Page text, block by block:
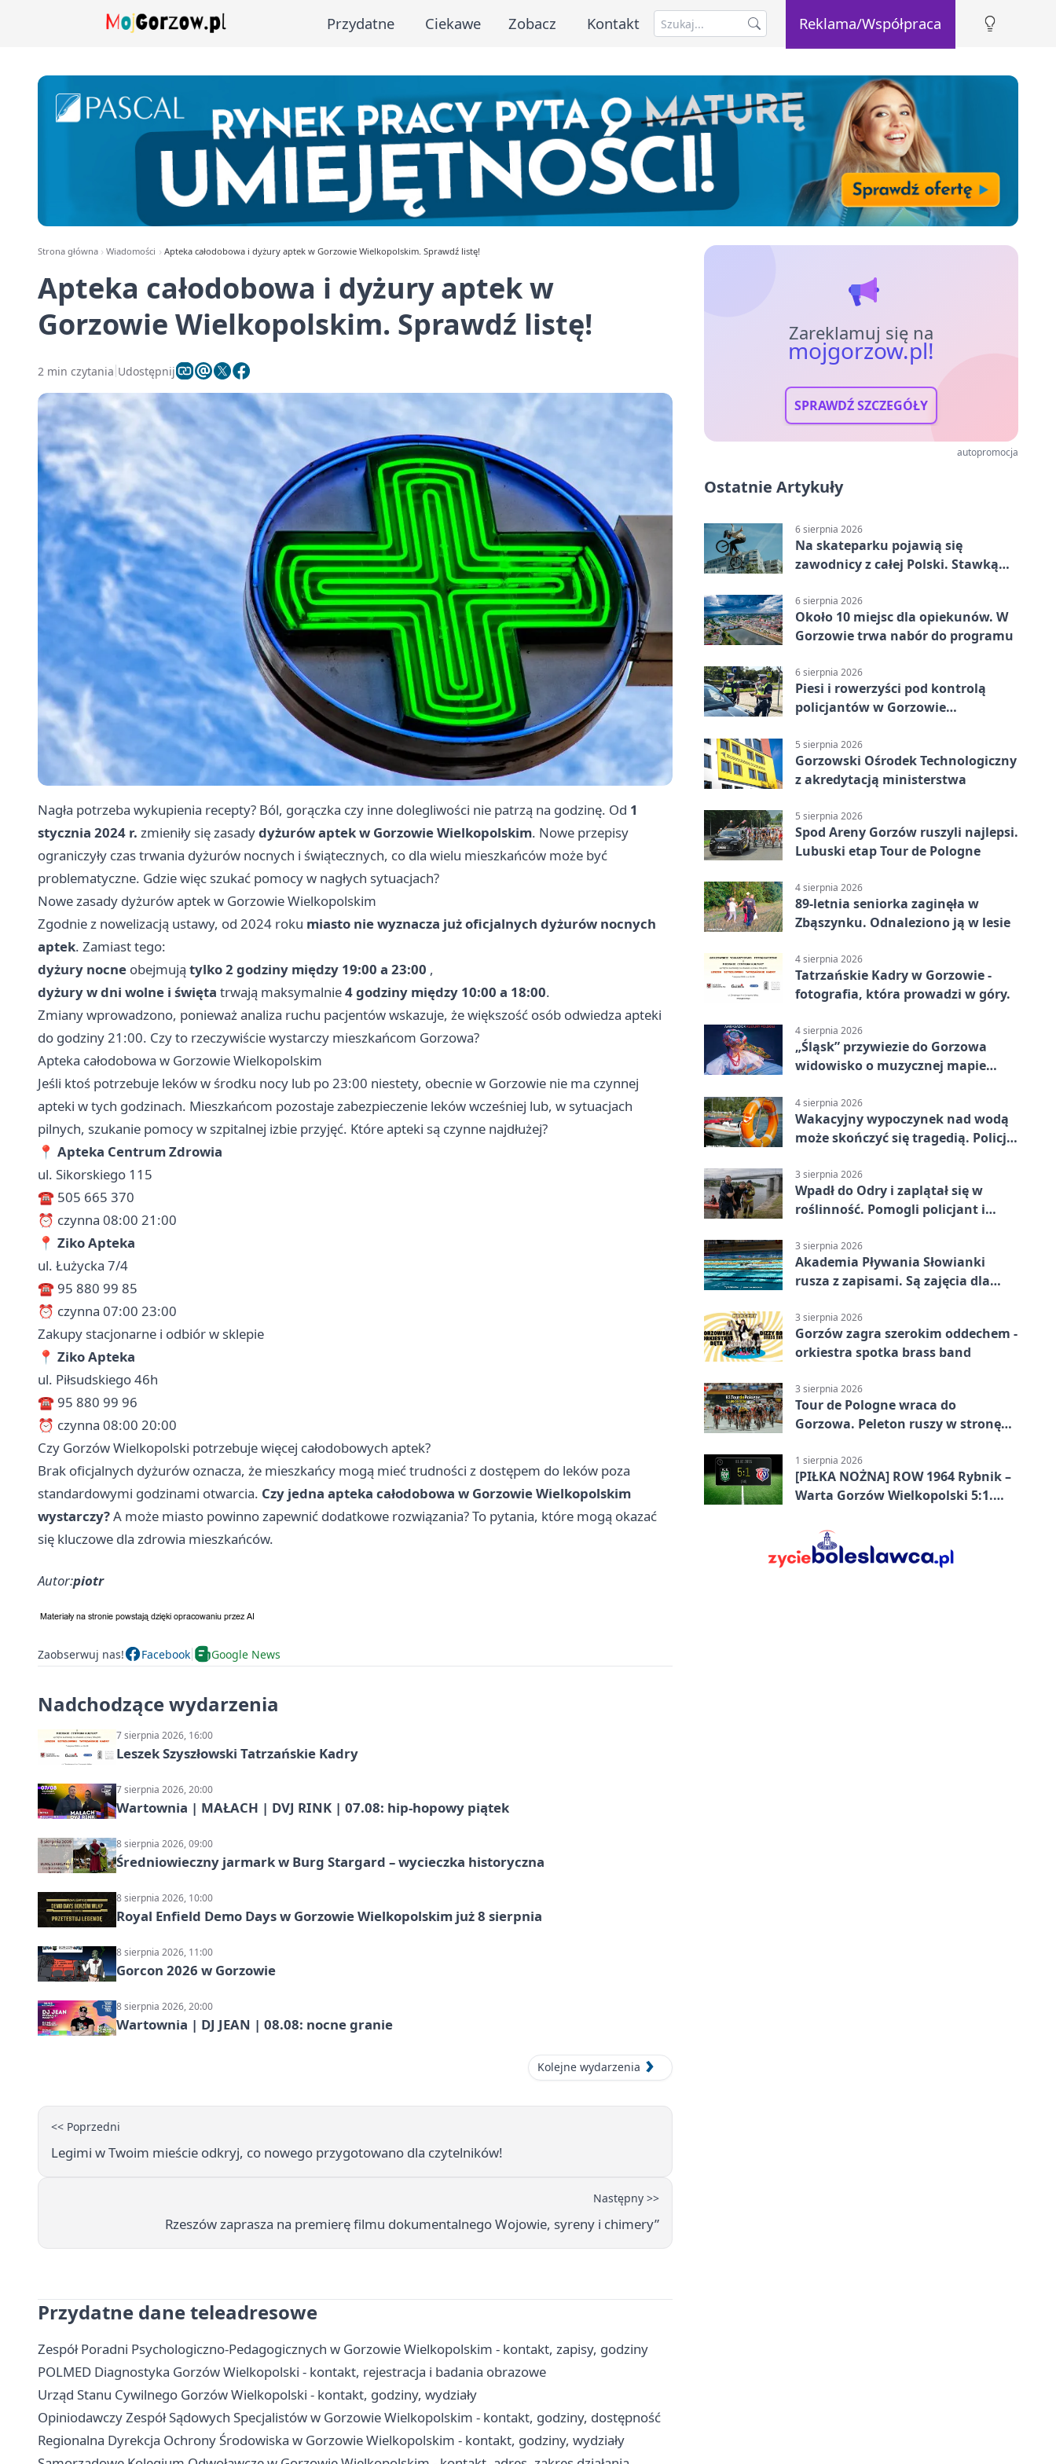
Przydatne Ciekawe Zobacz Kontakt Reklama/Współpraca
Strona główna Wiadomości Apteka całodobowa i dyżury aptek w Gorzowie Wielkopolskim. Sprawdź listę!
Apteka całodobowa i dyżury aptek w
Gorzowie Wielkopolskim. Sprawdź listę!
2 min czytania Udostępnij
Nagła potrzeba wykupienia recepty? Ból, gorączka czy inne dolegliwości nie patrzą na godzinę. Od 1
stycznia 2024 r. zmieniły się zasadydyżurów aptek w Gorzowie Wielkopolskim. Nowe przepisy
ograniczyły czas trwania dyżurów nocnych i świątecznych, co dla wielu mieszkańców może być
problematyczne. Gdzie więc szukać pomocy w nagłych sytuacjach?
Nowe zasady dyżurów aptek w Gorzowie Wielkopolskim
Zgodnie z nowelizacją ustawy, od 2024 roku miasto nie wyznacza już oficjalnych dyżurów nocnych
aptek. Zamiast tego:
dyżury nocne obejmują tylko 2 godziny między 19:00 a 23:00 ,
dyżury w dni wolne i święta trwają maksymalnie4 godziny między 10:00 a 18:00.
Zmiany wprowadzono, ponieważ analiza ruchu pacjentów wskazuje, że większość osób odwiedza apteki
do godziny 21:00. Czy to rzeczywiście wystarczy mieszkańcom Gorzowa?
Apteka całodobowa w Gorzowie Wielkopolskim
Jeśli ktoś potrzebuje leków w środku nocy lub po 23:00 niestety, obecnie w Gorzowie nie ma czynnej
apteki w tych godzinach. Mieszkańcom pozostaje zabezpieczenie leków wcześniej lub, w sytuacjach
pilnych, szukanie pomocy w szpitalnej izbie przyjęć. Które apteki są czynne najdłużej?
📍 Apteka Centrum Zdrowia
ul. Sikorskiego 115
☎️ 505 665 370
⏰ czynna 08:00 21:00
📍 Ziko Apteka
ul. Łużycka 7/4
☎️ 95 880 99 85
⏰ czynna 07:00 23:00
Zakupy stacjonarne i odbiór w sklepie
📍 Ziko Apteka
ul. Piłsudskiego 46h
☎️ 95 880 99 96
⏰ czynna 08:00 20:00
Czy Gorzów Wielkopolski potrzebuje więcej całodobowych aptek?
Brak oficjalnych dyżurów oznacza, że mieszkańcy mogą mieć trudności z dostępem do leków poza
standardowymi godzinami otwarcia. Czy jedna apteka całodobowa w Gorzowie Wielkopolskim
wystarczy?A może miasto powinno zapewnić dodatkowe rozwiązania? To pytania, które mogą okazać
się kluczowe dla zdrowia mieszkańców.
Autor:piotr
Zaobserwuj nas! Facebook Google News
Nadchodzące wydarzenia
7 sierpnia 2026, 16:00
Leszek Szyszłowski Tatrzańskie Kadry
7 sierpnia 2026, 20:00
Wartownia | MAŁACH | DVJ RINK | 07.08: hip-hopowy piątek
8 sierpnia 2026, 09:00
Średniowieczny jarmark w Burg Stargard – wycieczka historyczna
8 sierpnia 2026, 10:00
Royal Enfield Demo Days w Gorzowie Wielkopolskim już 8 sierpnia
8 sierpnia 2026, 11:00
Gorcon 2026 w Gorzowie
8 sierpnia 2026, 20:00
Wartownia | DJ JEAN | 08.08: nocne granie
Kolejne wydarzenia
<< Poprzedni
Legimi w Twoim mieście odkryj, co nowego przygotowano dla czytelników!
Następny >>
Rzeszów zaprasza na premierę filmu dokumentalnego Wojowie, syreny i chimery”
Przydatne dane teleadresowe
Zespół Poradni Psychologiczno-Pedagogicznych w Gorzowie Wielkopolskim - kontakt, zapisy, godziny
POLMED Diagnostyka Gorzów Wielkopolski - kontakt, rejestracja i badania obrazowe
Urząd Stanu Cywilnego Gorzów Wielkopolski - kontakt, godziny, wydziały
Opiniodawczy Zespół Sądowych Specjalistów w Gorzowie Wielkopolskim - kontakt, godziny, dostępność
Regionalna Dyrekcja Ochrony Środowiska w Gorzowie Wielkopolskim - kontakt, godziny, wydziały
Zareklamuj się na
mojgorzow.pl!
SPRAWDŹ SZCZEGÓŁY
autopromocja
Ostatnie Artykuły
6 sierpnia 2026
Na skateparku pojawią się
zawodnicy z całej Polski. Stawką
6 sierpnia 2026
Około 10 miejsc dla opiekunów. W
Gorzowie trwa nabór do programu
6 sierpnia 2026
Piesi i rowerzyści pod kontrolą
policjantów w Gorzowie
5 sierpnia 2026
Gorzowski Ośrodek Technologiczny
z akredytacją ministerstwa
5 sierpnia 2026
Spod Areny Gorzów ruszyli najlepsi.
Lubuski etap Tour de Pologne
4 sierpnia 2026
89-letnia seniorka zaginęła w
Zbąszynku. Odnaleziono ją w lesie
4 sierpnia 2026
Tatrzańskie Kadry w Gorzowie -
fotografia, która prowadzi w góry.
4 sierpnia 2026
„Śląsk” przywiezie do Gorzowa
widowisko o muzycznej mapie
4 sierpnia 2026
Wakacyjny wypoczynek nad wodą
może skończyć się tragedią. Policja
3 sierpnia 2026
Wpadł do Odry i zaplątał się w
roślinność. Pomogli policjant i
3 sierpnia 2026
Akademia Pływania Słowianki
rusza z zapisami. Są zajęcia dla
3 sierpnia 2026
Gorzów zagra szerokim oddechem -
orkiestra spotka brass band
3 sierpnia 2026
Tour de Pologne wraca do
Gorzowa. Peleton ruszy w stronę
1 sierpnia 2026
[PIŁKA NOŻNA] ROW 1964 Rybnik –
Warta Gorzów Wielkopolski 5:1.
Lidze Grupa 3 (Grupa III)